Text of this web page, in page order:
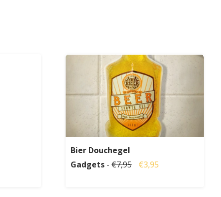
Bier Douchegel
Gadgets -€7,95 €3,95